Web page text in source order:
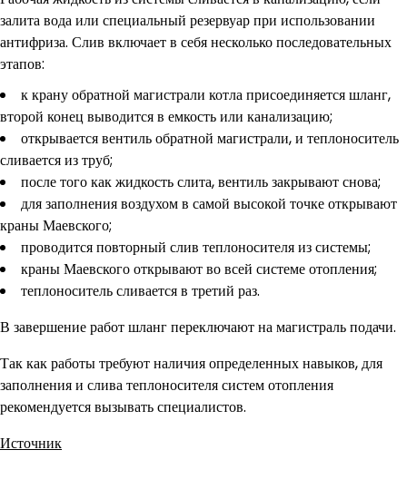
залита вода или специальный резервуар при использовании
антифриза. Слив включает в себя несколько последовательных
этапов:
к крану обратной магистрали котла присоединяется шланг,
второй конец выводится в емкость или канализацию;
открывается вентиль обратной магистрали, и теплоноситель
сливается из труб;
после того как жидкость слита, вентиль закрывают снова;
для заполнения воздухом в самой высокой точке открывают
краны Маевского;
проводится повторный слив теплоносителя из системы;
краны Маевского открывают во всей системе отопления;
теплоноситель сливается в третий раз.
В завершение работ шланг переключают на магистраль подачи.
Так как работы требуют наличия определенных навыков, для
заполнения и слива теплоносителя систем отопления
рекомендуется вызывать специалистов.
Источник